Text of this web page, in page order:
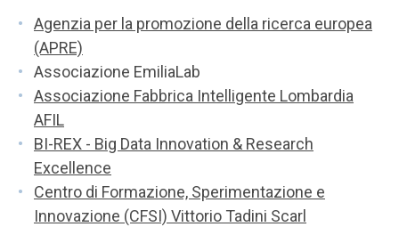
Agenzia per la promozione della ricerca europea
(APRE)
Associazione EmiliaLab
Associazione Fabbrica Intelligente Lombardia
AFIL
BI-REX - Big Data Innovation & Research
Excellence
Centro di Formazione, Sperimentazione e
Innovazione (CFSI) Vittorio Tadini Scarl